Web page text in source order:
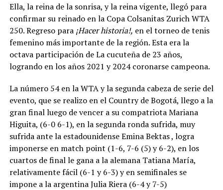
Ella, la reina de la sonrisa, y la reina vigente, llegó para
confirmar su reinado en la Copa Colsanitas Zurich WTA
250. Regreso para¡Hacer historia!, en el torneo de tenis
femenino más importante de la región. Esta era la
octava participación de La cucuteña de 23 años,
logrando en los años 2021 y 2024 coronarse campeona.
La número 54 en la WTA y la segunda cabeza de serie del
evento, que se realizo en el Country de Bogotá, llego a la
gran final luego de vencer a su compatriota Mariana
Higuita, (6-0 6-1), en la segunda ronda sufrida, muy
sufrida ante la estadounidense Emina Bektas , logra
imponerse en match point (1-6, 7-6 (5) y 6-2), en los
cuartos de final le gana a la alemana Tatiana María,
relativamente fácil (6-1 y 6-3) y en semifinales se
impone a la argentina Julia Riera (6-4 y 7-5)